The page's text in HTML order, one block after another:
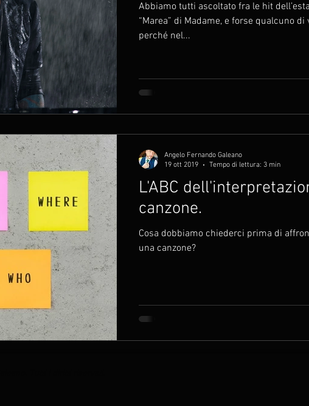
Abbiamo tutti ascoltato fra le hit
“Marea” di Madame, e forse qualcuno
perché nel...
L'ABC
canzone.
Cosa dobbiamo chiederci prima di
una canzone?
Angelo Fernando Galeano
19 ott 2019
Tempo di lettura: 3 min